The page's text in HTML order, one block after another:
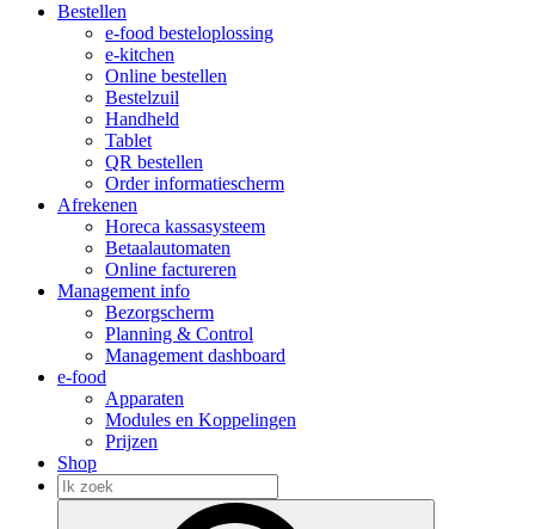
Bestellen
e-food besteloplossing
e-kitchen
Online bestellen
Bestelzuil
Handheld
Tablet
QR bestellen
Order informatiescherm
Afrekenen
Horeca kassasysteem
Betaalautomaten
Online factureren
Management info
Bezorgscherm
Planning & Control
Management dashboard
e-food
Apparaten
Modules en Koppelingen
Prijzen
Shop